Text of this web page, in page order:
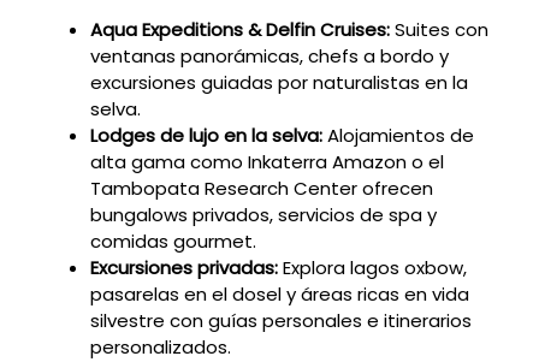
Aqua Expeditions & Delfin Cruises:Suites con
ventanas panorámicas, chefs a bordo y
excursiones guiadas por naturalistas en la
selva.
Lodges de lujo en la selva:Alojamientos de
alta gama como Inkaterra Amazon o el
Tambopata Research Center ofrecen
bungalows privados, servicios de spa y
comidas gourmet.
Excursiones privadas:Explora lagos oxbow,
pasarelas en el dosel y áreas ricas en vida
silvestre con guías personales e itinerarios
personalizados.